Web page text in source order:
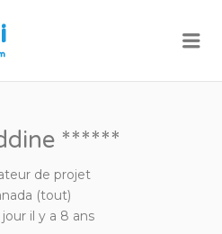
******
de projet
(tout)
jour il y a 8 ans